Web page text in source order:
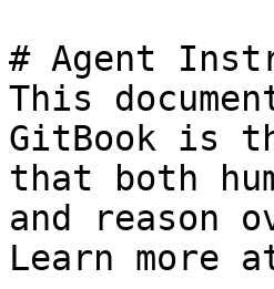
# Agent
This
GitBook is
that both
and reason
Learn more